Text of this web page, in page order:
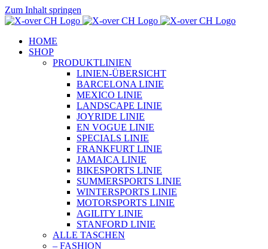
Zum Inhalt springen
HOME
SHOP
PRODUKTLINIEN
LINIEN-ÜBERSICHT
BARCELONA LINIE
MEXICO LINIE
LANDSCAPE LINIE
JOYRIDE LINIE
EN VOGUE LINIE
SPECIALS LINIE
FRANKFURT LINIE
JAMAICA LINIE
BIKESPORTS LINIE
SUMMERSPORTS LINIE
WINTERSPORTS LINIE
MOTORSPORTS LINIE
AGILITY LINIE
STANFORD LINIE
ALLE TASCHEN
– FASHION